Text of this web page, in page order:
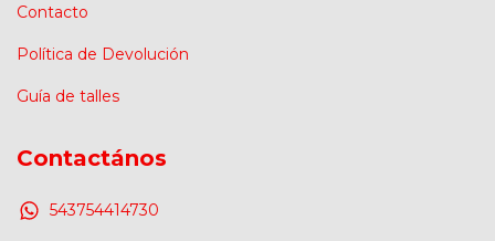
Contacto
Política de Devolución
Guía de talles
Contactános
543754414730